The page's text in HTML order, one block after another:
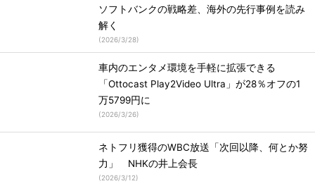
ソフトバンクの戦略差、海外の先行事例を読み
解く
(2026/3/28)
車内のエンタメ環境を手軽に拡張できる
「Ottocast Play2Video Ultra」が28％オフの1
万5799円に
(2026/3/26)
ネトフリ獲得のWBC放送「次回以降、何とか努
力」 NHKの井上会長
(2026/3/12)